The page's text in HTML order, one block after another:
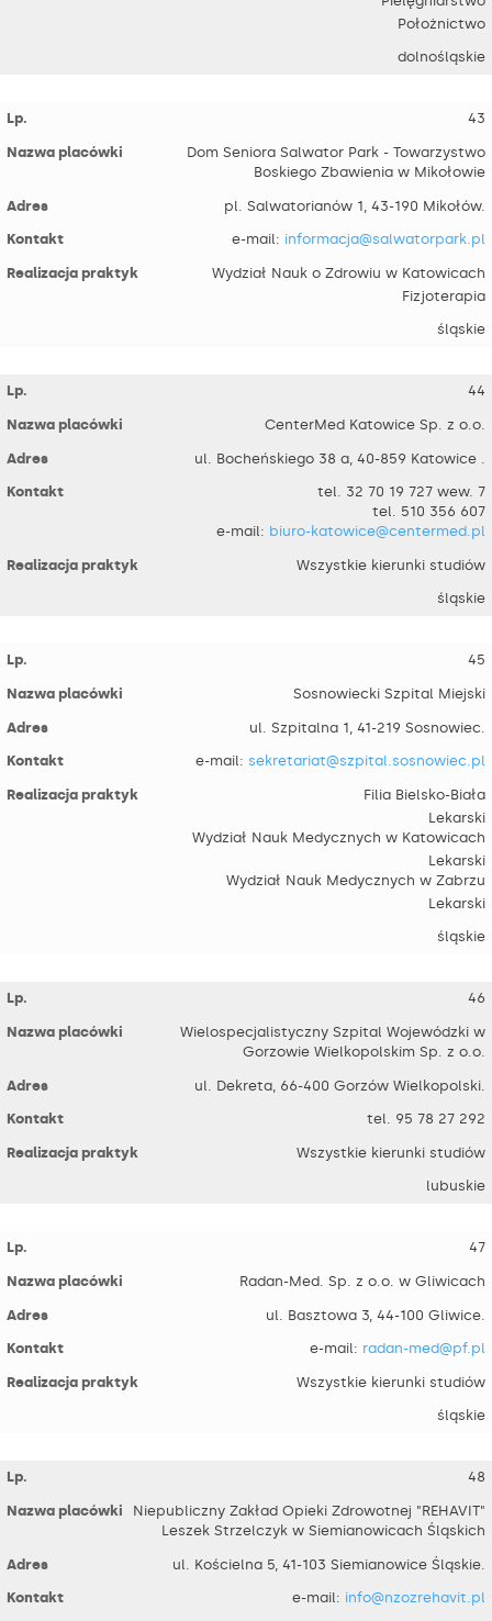
Położnictwo
dolnośląskie
43
Dom Seniora Salwator Park - Towarzystwo
Boskiego Zbawienia w Mikołowie
pl. Salwatorianów 1, 43-190 Mikołów.
e-mail: informacja@salwatorpark.pl
Wydział Nauk o Zdrowiu w Katowicach
Fizjoterapia
śląskie
44
CenterMed Katowice Sp. z o.o.
ul. Bocheńskiego 38 a, 40-859 Katowice .
tel. 32 70 19 727 wew. 7
tel. 510 356 607
e-mail: biuro-katowice@centermed.pl
Wszystkie kierunki studiów
śląskie
45
Sosnowiecki Szpital Miejski
ul. Szpitalna 1, 41-219 Sosnowiec.
e-mail: sekretariat@szpital.sosnowiec.pl
Filia Bielsko-Biała
Lekarski
Wydział Nauk Medycznych w Katowicach
Lekarski
Wydział Nauk Medycznych w Zabrzu
Lekarski
śląskie
46
Wielospecjalistyczny Szpital Wojewódzki w
Gorzowie Wielkopolskim Sp. z o.o.
ul. Dekreta, 66-400 Gorzów Wielkopolski.
tel. 95 78 27 292
Wszystkie kierunki studiów
lubuskie
47
Radan-Med. Sp. z o.o. w Gliwicach
ul. Basztowa 3, 44-100 Gliwice.
e-mail: radan-med@pf.pl
Wszystkie kierunki studiów
śląskie
48
Niepubliczny Zakład Opieki Zdrowotnej "REHAVIT"
Leszek Strzelczyk w Siemianowicach Śląskich
ul. Kościelna 5, 41-103 Siemianowice Śląskie.
e-mail: info@nzozrehavit.pl